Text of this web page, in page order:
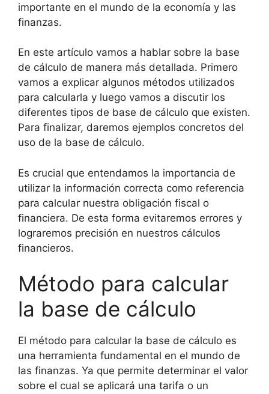
importante en el mundo de la economía y las
finanzas.
En este artículo vamos a hablar sobre la base
de cálculo de manera más detallada. Primero
vamos a explicar algunos métodos utilizados
para calcularla y luego vamos a discutir los
diferentes tipos de base de cálculo que existen.
Para finalizar, daremos ejemplos concretos del
uso de la base de cálculo.
Es crucial que entendamos la importancia de
utilizar la información correcta como referencia
para calcular nuestra obligación fiscal o
financiera. De esta forma evitaremos errores y
lograremos precisión en nuestros cálculos
financieros.
Método para calcular
la base de cálculo
El método para calcular la base de cálculo es
una herramienta fundamental en el mundo de
las finanzas. Ya que permite determinar el valor
sobre el cual se aplicará una tarifa o un